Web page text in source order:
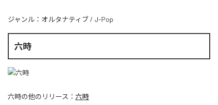
ジャンル： オルタナティブ / J-Pop
六時
六時の他のリリース： 六時